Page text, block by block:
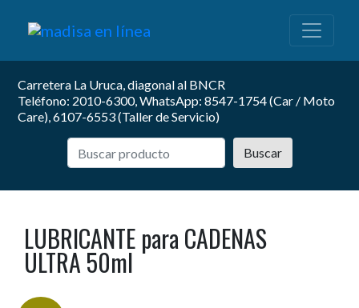
Carretera La Uruca, diagonal al BNCR
Teléfono: 2010-6300, WhatsApp: 8547-1754 (Car / Moto
Care), 6107-6553 (Taller de Servicio)
Buscar
LUBRICANTE para CADENAS
ULTRA 50ml